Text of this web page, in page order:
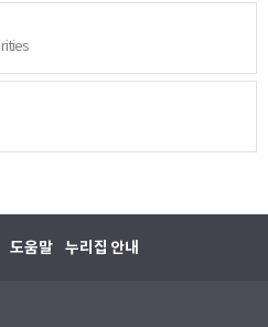
도움말 누리집 안내